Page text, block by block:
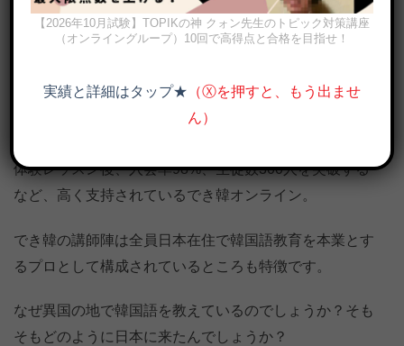
韓国語は楽しく学びましょう！でき韓オンライン講師シム・ユジョ
ン
体験レッスン後、入会率98%、生徒数300人を突破する
など、高く支持されているでき韓オンライン。
でき韓の講師陣は全員日本在住で韓国語教育を本業とす
るプロとして構成されているところも特徴です。
なぜ異国の地で韓国語を教えているのでしょうか？そも
そもどのように日本に来たんでしょうか？
【2026年10月試験】TOPIKの神 クォン先生のトピック対策講座
（オンライングループ）10回で高得点と合格を目指せ！
実績と詳細はタップ★ （Ⓧを押すと、もう出ませ
ん）